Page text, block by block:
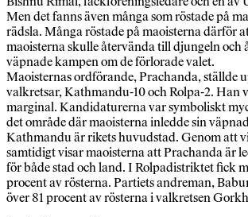
Men det fanns även många som röstade på
rädsla. Många röstade på maoisterna därför
maoisterna skulle återvända till djungeln och
väpnade kampen om de förlorade valet.
Maoisternas ordförande, Prachanda, ställde
valkretsar, Kathmandu-10 och Rolpa-2. Han
marginal. Kandidaturerna var symboliskt
det område där maoisterna inledde sin
Kathmandu är rikets huvudstad. Genom att
samtidigt visar maoisterna att Prachanda är
för både stad och land. I Rolpadistriktet fick
procent av rösterna. Partiets andreman,
över 81 procent av rösterna i valkretsen